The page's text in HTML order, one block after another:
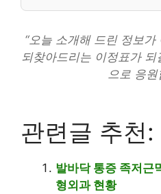
“오늘 소개해 드린 정보
되찾아드리는 이정표가
으로 응원
관련글 추천:
발바닥 통증 족저근
형외과 현황